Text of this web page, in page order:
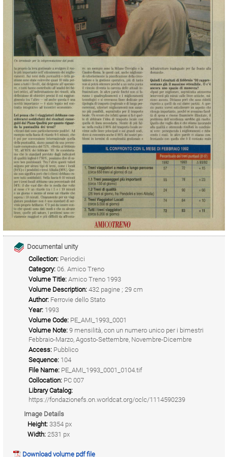
Documental unity
Collection: Periodici
Category: 06. Amico Treno
Volume Title: Amico Treno 1993
Volume Description: 432 pagine ; 29 cm
Author: Ferrovie dello Stato
Year: 1993
Volume Code: PE_AMI_1993_0001
Volume Note: 9 mensilità, con un numero unico per i bimestri
Febbraio-Marzo, Agosto-Settembre, Novembre-Dicembre
Access: Pubblico
Sequence: 104
File Name: PE_AMI_1993_0001_0104.tif
Collocation: PC 007
Library Catalog:
https://fondazionefs.on.worldcat.org/oclc/1114590239
Image Details
Height: 3354 px
Width: 2531 px
Download volume pdf file